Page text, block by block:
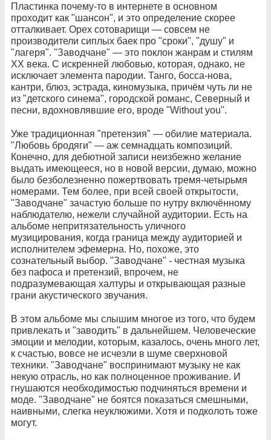
Пластинка почему-то в интернете в основном
проходит как "шансон", и это определение скорее
отталкивает. Орех сотоварищи — совсем не
производители сиплых баек про "сроки", "душу" и
"лагеря". "Заводчане" — это поклон жанрам и стилям
ХХ века. С искренней любовью, которая, однако, не
исключает элемента пародии. Танго, босса-нова,
кантри, блюз, эстрада, киномузыка, причём чуть ли не
из "детского синема", городской романс, Северный и
песни, вдохновлявшие его, вроде "Without you".
Уже традиционная "претензия" — обилие материала.
"Любовь бродяги" — аж семнадцать композиций.
Конечно, для дебютной записи неизбежно желание
выдать имеющееся, но в новой версии, думаю, можно
было безболезненно пожертвовать тремя-четырьмя
номерами. Тем более, при всей своей открытости,
"Заводчане" зачастую больше по нутру включённому
наблюдателю, нежели случайной аудитории. Есть на
альбоме непритязательность уличного
музицирования, когда граница между аудиторией и
исполнителем эфемерна. Но, похоже, это
сознательный выбор. "Заводчане" - честная музыка
без пафоса и претензий, впрочем, не
подразумевающая халтуры и открывающая разные
грани акустического звучания.
В этом альбоме мы слышим многое из того, что будем
привлекать и "заводить" в дальнейшем. Человеческие
эмоции и мелодии, которым, казалось, очень много лет,
к счастью, вовсе не исчезли в шуме сверхновой
техники. "Заводчане" воспринимают музыку не как
некую отрасль, но как полноценное проживание. И
гнушаются необходимостью подчиняться времени и
моде. "Заводчане" не боятся показаться смешными,
наивными, слегка неуклюжими. Хотя и подколоть тоже
могут.